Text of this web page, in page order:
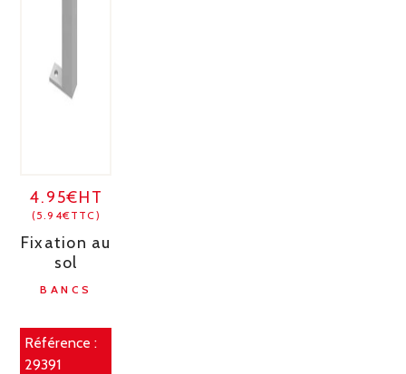
4.95€HT
(5.94€TTC)
Fixation au
sol
BANCS
Référence :
29391